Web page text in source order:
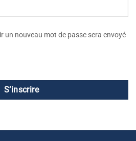
un nouveau mot de passe sera envoyé
S’inscrire